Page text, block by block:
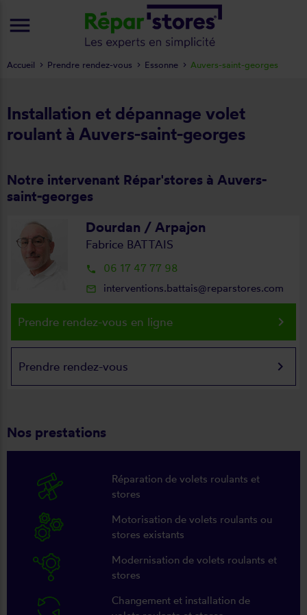
Installation et dépannage volet
roulant à Auvers-saint-georges
Notre intervenant Répar'stores à Auvers-
saint-georges
Dourdan / Arpajon
Fabrice BATTAIS
local_phone 06 17 47 77 98
mail_outline interventions.battais@reparstores.com
Prendre rendez-vous en ligne keyboard_arrow_right
Prendre rendez-vous keyboard_arrow_right
Nos prestations
Réparation de volets roulants et
stores
Motorisation de volets roulants ou
stores existants
Modernisation de volets roulants et
stores
Changement et installation de
Accueil Prendre rendez-vous Essonne Auvers-saint-georges
menu